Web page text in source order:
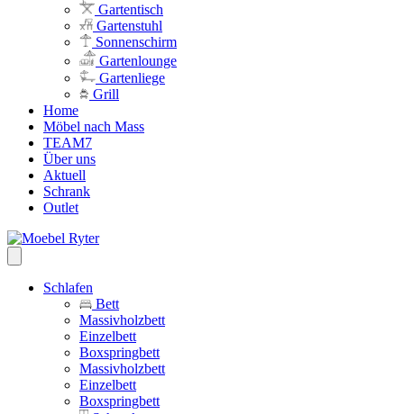
Gartentisch
Gartenstuhl
Sonnenschirm
Gartenlounge
Gartenliege
Grill
Home
Möbel nach Mass
TEAM7
Über uns
Aktuell
Schrank
Outlet
Schlafen
Bett
Massivholzbett
Einzelbett
Boxspringbett
Massivholzbett
Einzelbett
Boxspringbett